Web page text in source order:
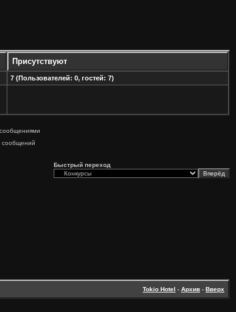
Присутствуют
7 (Пользователей: 0, гостей: 7)
сообщений
Быстрый переход
Tokio Hotel - Архив - Вверх